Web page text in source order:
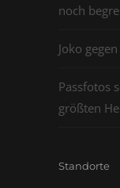
noch
Joko
Passfotos
größten
Standorte